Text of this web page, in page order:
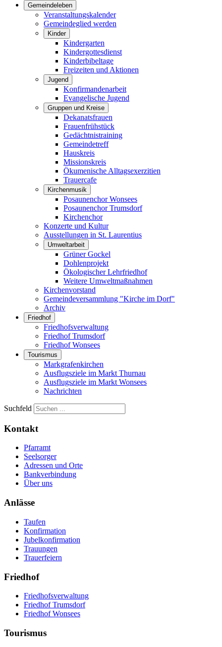
Gemeindeleben
Veranstaltungskalender
Gemeindeglied werden
Kinder
Kindergarten
Kindergottesdienst
Kinderbibeltage
Freizeiten und Aktionen
Jugend
Konfirmandenarbeit
Evangelische Jugend
Gruppen und Kreise
Dekanatsfrauen
Frauenfrühstück
Gedächtnistraining
Gemeindetreff
Hauskreis
Missionskreis
Ökumenische Alltagsexerzitien
Trauercafe
Kirchenmusik
Posaunenchor Wonsees
Posaunenchor Trumsdorf
Kirchenchor
Konzerte und Kultur
Ausstellungen in St. Laurentius
Umweltarbeit
Grüner Gockel
Dohlenprojekt
Ökologischer Lehrfriedhof
Weitere Umweltmaßnahmen
Kirchenvorstand
Gemeindeversammlung "Kirche im Dorf"
Archiv
Friedhof
Friedhofsverwaltung
Friedhof Trumsdorf
Friedhof Wonsees
Tourismus
Markgrafenkirchen
Ausflugsziele im Markt Thurnau
Ausflugsziele im Markt Wonsees
Nachrichten
Suchfeld
Kontakt
Pfarramt
Seelsorger
Adressen und Orte
Bankverbindung
Über uns
Anlässe
Taufen
Konfirmation
Jubelkonfirmation
Trauungen
Trauerfeiern
Friedhof
Friedhofsverwaltung
Friedhof Trumsdorf
Friedhof Wonsees
Tourismus